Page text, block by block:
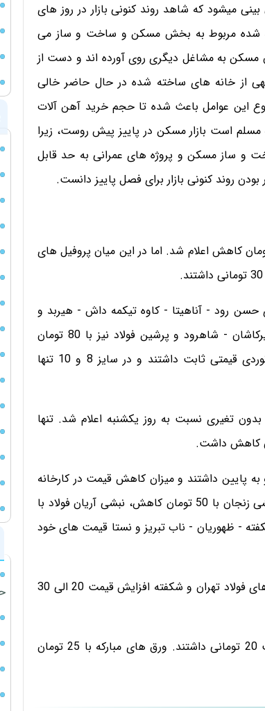
میشود که شاهد روند کنونی بازار در روز های
شده مربوط به بخش مسکن و ساخت و ساز می
مسکن به مشاغل دیگری روی آورده اند و دست از
از خانه های ساخته شده در حال حاضر خالی
این عوامل باعث شده تا حجم خرید آهن آلات
مسلم است بازار مسکن در پاییز پیش روست، زیرا
و ساز مسکن و پروژه های عمرانی به حد قابل
روند کنونی بازار برای فصل پاییز دانست.
پروفیل: قیمت پروفیل ها کاهشی بوده و با 20 الی 50 تومان کاهش اعلام شد. اما در این میان پروفیل های
حسن رود - آناهیتا - کاوه تیکمه داش - هیربد و
ابهر با 20 الی 30 تومان کاهش اعلام شدند. میلگرد های کویرکاشان - شاهرود و پرشین فولاد نیز با 80 تومان
کاهش اعلام شدند. لازم به ذکر است که میلگرد های ساده نوردی قیمتی ثابت داشتند و در سایز 8 و 10 تنها
تغیری نسبت به روز یکشنبه اعلام شد. تنها
پایین داشتند و میزان کاهش قیمت در کارخانه
ها مختلف بود. نبشی اسپیرال با 70 الی 90 تومان کاهش، نبشی زنجان با 50 تومان کاهش، نبشی آریان فولاد با
- ظهوریان - ناب تبریز و نستا قیمت های خود
قیمت ناودانی: ناودانی ها قیمت ثابت داشتند و تنها ناودانی های فولاد تهران و شکفته افزایش قیمت 20 الی 30
ورق سیاه: ورق های سیاه ضخامت 2 میل روس کاهش قیمت 20 تومانی داشتند. ورق های مبارکه با 25 تومان